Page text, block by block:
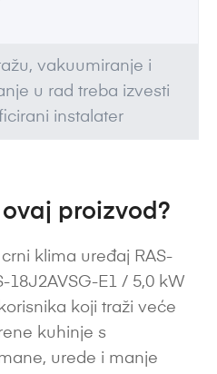
vakuumiranje i
u rad treba izvesti
instalater
proizvod?
crni klima uređaj RAS-
18J2AVSG-E1 / 5,0 kW
koji traži veće
kuhinje s
urede i manje